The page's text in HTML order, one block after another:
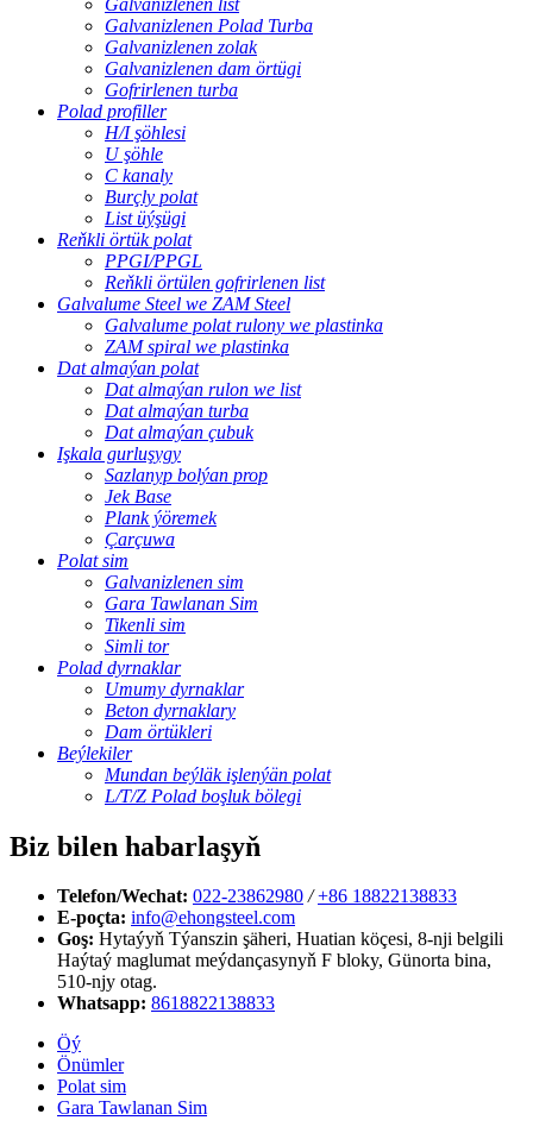
Galvanizlenen Polad Turba
Galvanizlenen zolak
Galvanizlenen dam örtügi
Gofrirlenen turba
Polad profiller
H/I şöhlesi
U şöhle
C kanaly
Burçly polat
List üýşügi
Reňkli örtük polat
PPGI/PPGL
Reňkli örtülen gofrirlenen list
Galvalume Steel we ZAM Steel
Galvalume polat rulony we plastinka
ZAM spiral we plastinka
Dat almaýan polat
Dat almaýan rulon we list
Dat almaýan turba
Dat almaýan çubuk
Işkala gurluşygy
Sazlanyp bolýan prop
Jek Base
Plank ýöremek
Çarçuwa
Polat sim
Galvanizlenen sim
Gara Tawlanan Sim
Tikenli sim
Simli tor
Polad dyrnaklar
Umumy dyrnaklar
Beton dyrnaklary
Dam örtükleri
Beýlekiler
Mundan beýläk işlenýän polat
L/T/Z Polad boşluk bölegi
Biz bilen habarlaşyň
Telefon/Wechat: 022-23862980 / +86 18822138833
E-poçta: info@ehongsteel.com
Goş: Hytaýyň Týanszin şäheri, Huatian köçesi, 8-nji belgili
Haýtaý maglumat meýdançasynyň F bloky, Günorta bina,
510-njy otag.
Whatsapp: 8618822138833
Öý
Önümler
Polat sim
Gara Tawlanan Sim